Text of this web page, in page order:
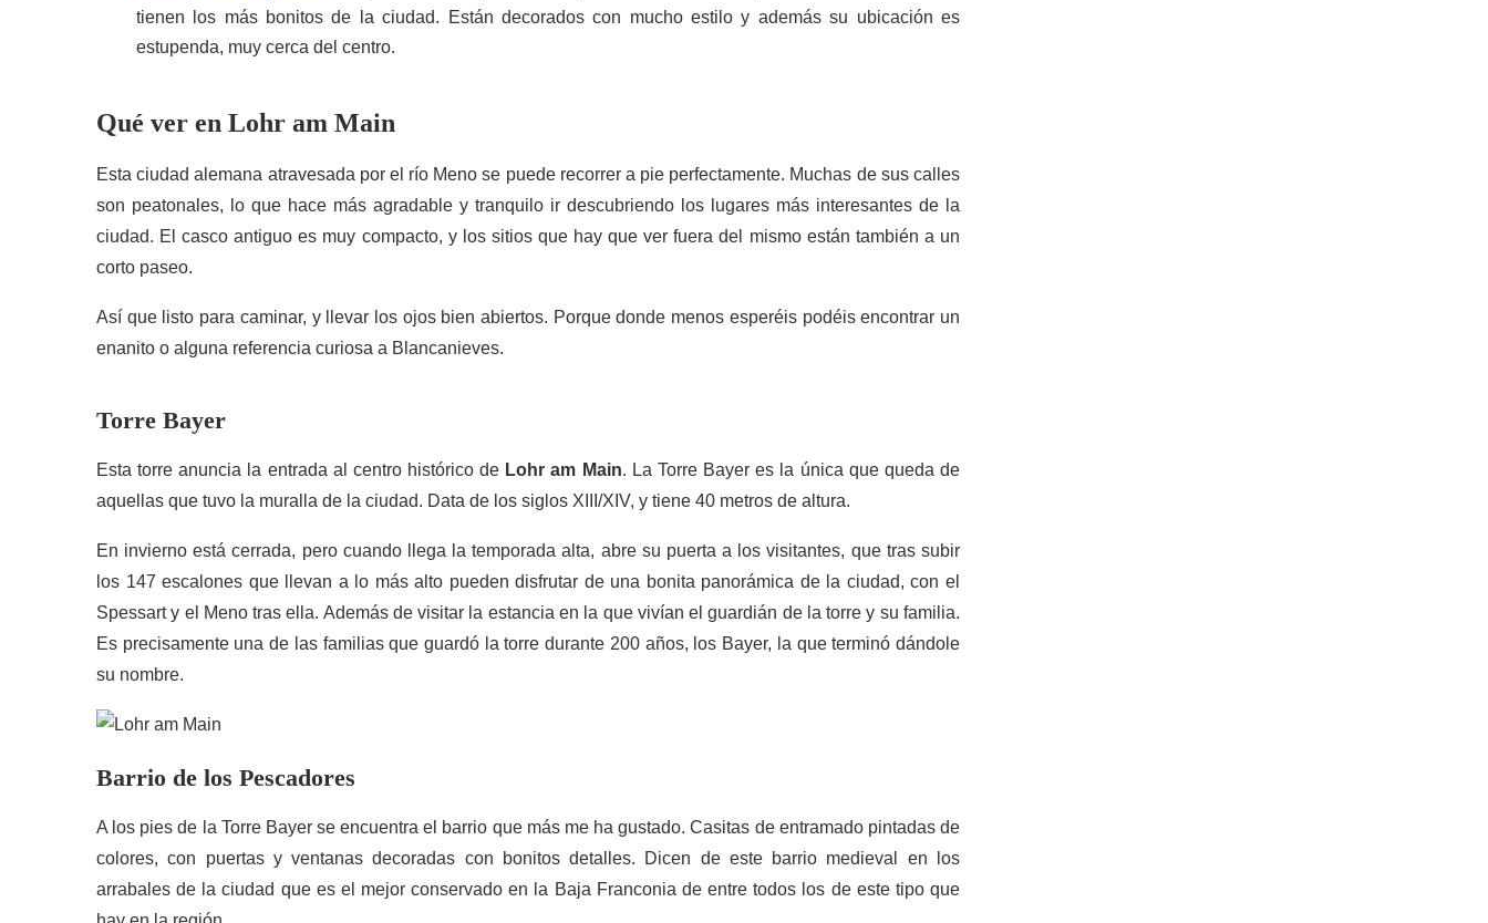
tienen los más bonitos de la ciudad. Están decorados con mucho estilo y además su ubicación es
estupenda, muy cerca del centro.
Qué ver en Lohr am Main
Esta ciudad alemana atravesada por el río Meno se puede recorrer a pie perfectamente. Muchas de sus calles
son peatonales, lo que hace más agradable y tranquilo ir descubriendo los lugares más interesantes de la
ciudad. El casco antiguo es muy compacto, y los sitios que hay que ver fuera del mismo están también a un
corto paseo.
Así que listo para caminar, y llevar los ojos bien abiertos. Porque donde menos esperéis podéis encontrar un
enanito o alguna referencia curiosa a Blancanieves.
Torre Bayer
Esta torre anuncia la entrada al centro histórico de Lohr am Main. La Torre Bayer es la única que queda de
aquellas que tuvo la muralla de la ciudad. Data de los siglos XIII/XIV, y tiene 40 metros de altura.
En invierno está cerrada, pero cuando llega la temporada alta, abre su puerta a los visitantes, que tras subir
los 147 escalones que llevan a lo más alto pueden disfrutar de una bonita panorámica de la ciudad, con el
Spessart y el Meno tras ella. Además de visitar la estancia en la que vivían el guardián de la torre y su familia.
Es precisamente una de las familias que guardó la torre durante 200 años, los Bayer, la que terminó dándole
su nombre.
Barrio de los Pescadores
A los pies de la Torre Bayer se encuentra el barrio que más me ha gustado. Casitas de entramado pintadas de
colores, con puertas y ventanas decoradas con bonitos detalles. Dicen de este barrio medieval en los
arrabales de la ciudad que es el mejor conservado en la Baja Franconia de entre todos los de este tipo que